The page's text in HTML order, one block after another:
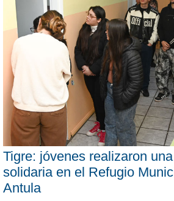
Tigre: jóvenes realizaron
solidaria en el Refugio
Antula